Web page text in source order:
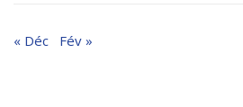
« Déc Fév »